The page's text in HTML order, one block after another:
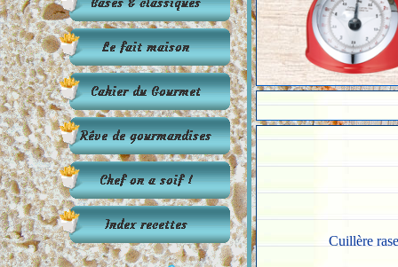
Cuillère rase